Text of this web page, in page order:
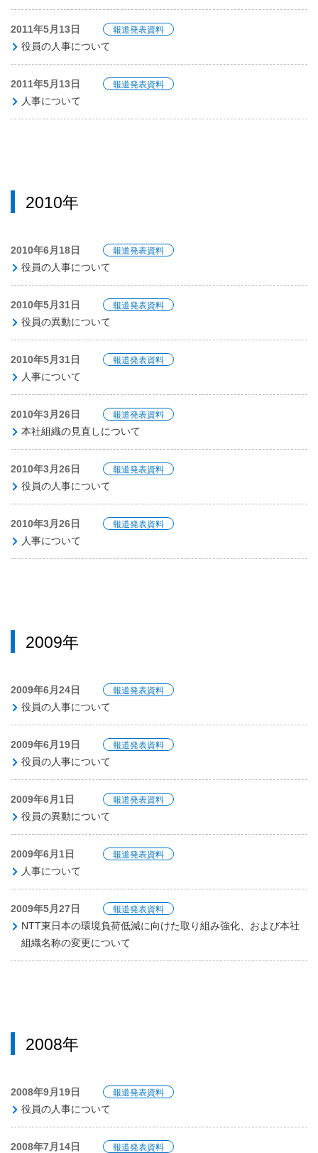
2011年5月13日 報道発表資料
役員の人事について
2011年5月13日 報道発表資料
人事について
2010年
2010年6月18日 報道発表資料
役員の人事について
2010年5月31日 報道発表資料
役員の異動について
2010年5月31日 報道発表資料
人事について
2010年3月26日 報道発表資料
本社組織の見直しについて
2010年3月26日 報道発表資料
役員の人事について
2010年3月26日 報道発表資料
人事について
2009年
2009年6月24日 報道発表資料
役員の人事について
2009年6月19日 報道発表資料
役員の人事について
2009年6月1日 報道発表資料
役員の異動について
2009年6月1日 報道発表資料
人事について
2009年5月27日 報道発表資料
NTT東日本の環境負荷低減に向けた取り組み強化、および本社
組織名称の変更について
2008年
2008年9月19日 報道発表資料
役員の人事について
2008年7月14日 報道発表資料